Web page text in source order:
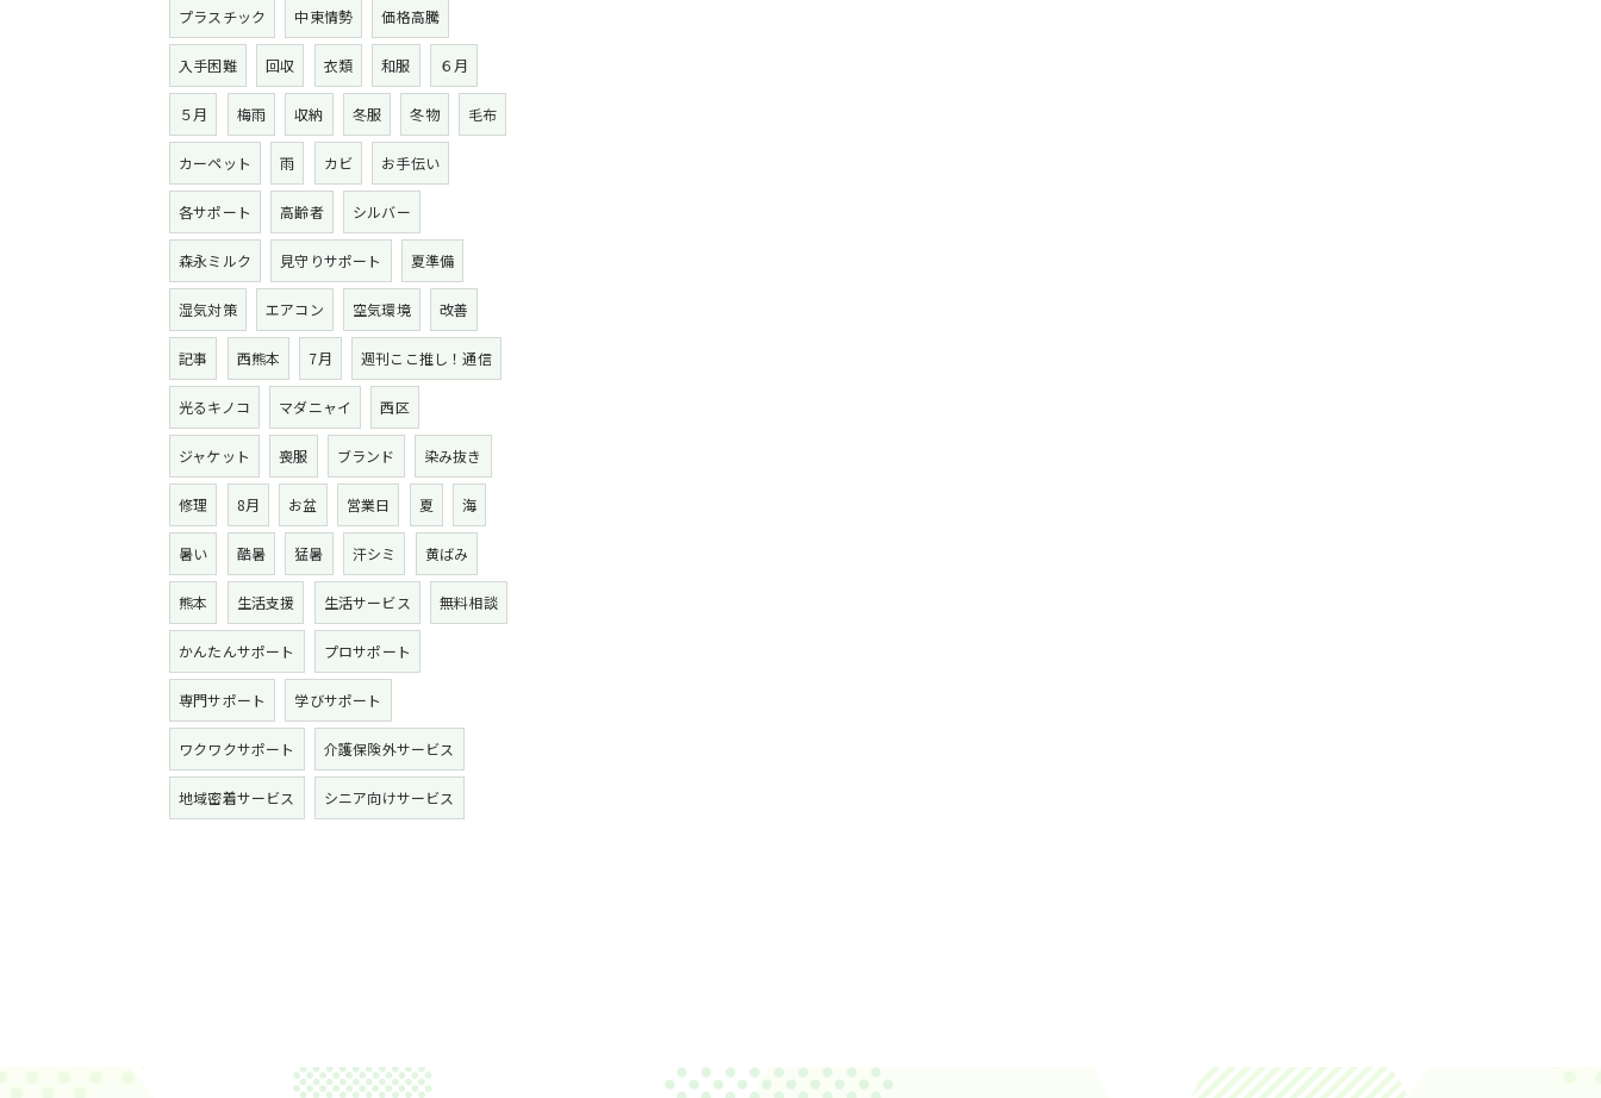
プラスチック 中東情勢 価格高騰
入手困難 回収 衣類 和服 ６月
５月 梅雨 収納 冬服 冬物 毛布
カーペット 雨 カビ お手伝い
各サポート 高齢者 シルバー
森永ミルク 見守りサポート 夏準備
湿気対策 エアコン 空気環境 改善
記事 西熊本 7月 週刊ここ推し！通信
光るキノコ マダニャイ 西区
ジャケット 喪服 ブランド 染み抜き
修理 8月 お盆 営業日 夏 海
暑い 酷暑 猛暑 汗シミ 黄ばみ
熊本 生活支援 生活サービス 無料相談
かんたんサポート プロサポート
専門サポート 学びサポート
ワクワクサポート 介護保険外サービス
地域密着サービス シニア向けサービス